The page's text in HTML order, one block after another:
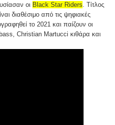
οι Black Star Riders . Τίτλος
διαθέσιμο από τις ψηφιακές
το 2021 και παίζουν οι
Christian Martucci κιθάρα και